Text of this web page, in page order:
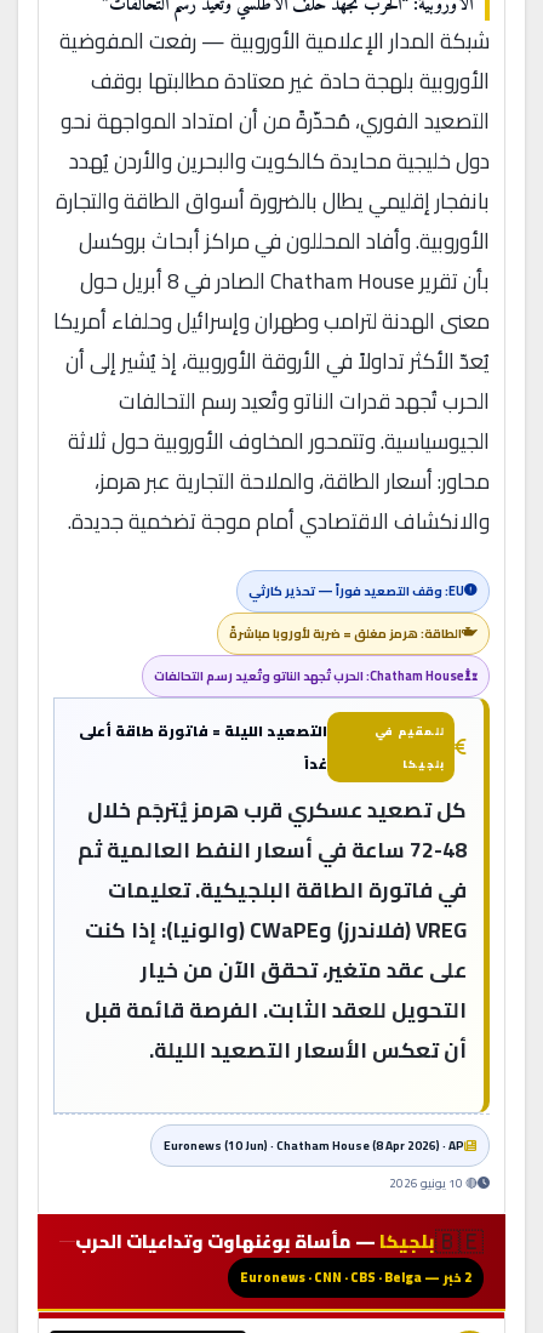
شبكة المدار الإعلامية الأوروبية — رفعت المفوضية
الأوروبية بلهجة حادة غير معتادة مطالبتها بوقف
التصعيد الفوري، مُحذّرةً من أن امتداد المواجهة نحو
دول خليجية محايدة كالكويت والبحرين والأردن يُهدد
بانفجار إقليمي يطال بالضرورة أسواق الطاقة والتجارة
الأوروبية. وأفاد المحللون في مراكز أبحاث بروكسل
بأن تقرير Chatham House الصادر في 8 أبريل حول
معنى الهدنة لترامب وطهران وإسرائيل وحلفاء أمريكا
يُعدّ الأكثر تداولاً في الأروقة الأوروبية، إذ يُشير إلى أن
الحرب تُجهد قدرات الناتو وتُعيد رسم التحالفات
الجيوسياسية. وتتمحور المخاوف الأوروبية حول ثلاثة
محاور: أسعار الطاقة، والملاحة التجارية عبر هرمز،
والانكشاف الاقتصادي أمام موجة تضخمية جديدة.
EU: وقف التصعيد فوراً — تحذير كارثي
الطاقة: هرمز مغلق = ضربة لأوروبا مباشرةً
Chatham House: الحرب تُجهد الناتو وتُعيد رسم التحالفات
للمقيم في
بلجيكا
التصعيد الليلة = فاتورة طاقة أعلى
كل تصعيد عسكري قرب هرمز يُترجَم خلال
48-72 ساعة في أسعار النفط العالمية ثم
في فاتورة الطاقة البلجيكية. تعليمات
VREG (فلاندرز) وCWaPE (والونيا): إذا كنت
على عقد متغير، تحقق الآن من خيار
التحويل للعقد الثابت. الفرصة قائمة قبل
أن تعكس الأسعار التصعيد الليلة.
Euronews (10 Jun) · Chatham House (8 Apr 2026) · AP
🇧🇪بلجيكا— مأساة بوغنهاوت وتداعيات الحرب